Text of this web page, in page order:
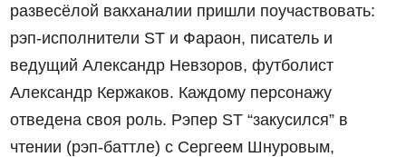
развесёлой вакханалии пришли поучаствовать:
рэп-исполнители ST и Фараон, писатель и
ведущий Александр Невзоров, футболист
Александр Кержаков. Каждому персонажу
отведена своя роль. Рэпер ST “закусился” в
чтении (рэп-баттле) с Сергеем Шнуровым,